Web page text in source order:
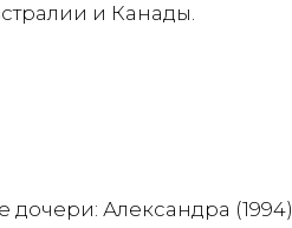
и Канады.
дочери: Александра (1994)